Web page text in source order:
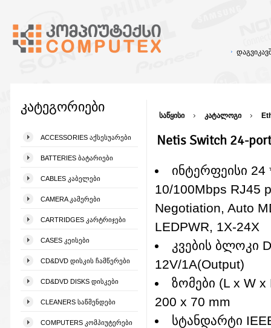
კატეგორიები
ACCESSORIES ᲐᲥᲡᲔᲡᲣᲐᲠᲔᲑᲘ
BATTERIES ᲑᲐᲢᲐᲠᲘᲔᲑᲘ
CABLES ᲙᲐᲑᲔᲚᲔᲑᲘ
CAMERA ᲙᲐᲛᲔᲠᲔᲑᲘ
CARTRIDGES ᲙᲐᲠᲢᲠᲘᲯᲔᲑᲘ
CASES ᲙᲔᲘᲡᲔᲑᲘ
CD&DVD ᲓᲘᲡᲙᲘᲡ ᲩᲐᲛᲬᲔᲠᲔᲑᲘ
CD&DVD DISKS ᲓᲘᲡᲙᲔᲑᲘ
CLEANERS ᲡᲐᲬᲛᲔᲜᲓᲔᲑᲘ
COMPUTERS ᲙᲝᲛᲞᲘᲣᲢᲔᲠᲔᲑᲘ
საწყისი კატალოგი
Netis Switch 24-
ინტერფეისი 24
10/100Mbps RJ45
Negotiation, Auto
LEDPWR, 1X-24X
კვების ბლოკი
12V/1A(Output)
ზომები (L x W x
200 x 70 mm
სტანდარტი